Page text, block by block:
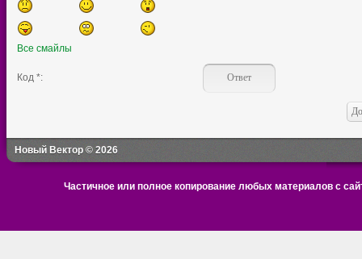
Все смайлы
Код *:
Новый Вектор © 2026
Частичное или полное копирование любых материалов с